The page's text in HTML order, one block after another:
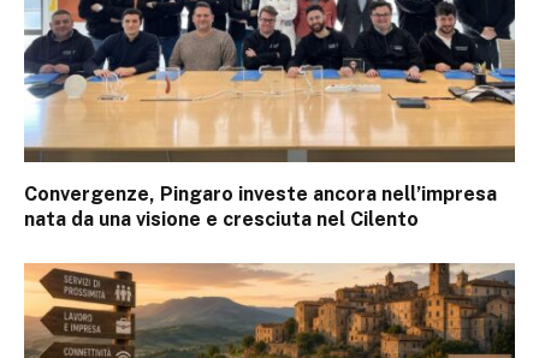
Convergenze, Pingaro investe ancora nell’impresa
nata da una visione e cresciuta nel Cilento